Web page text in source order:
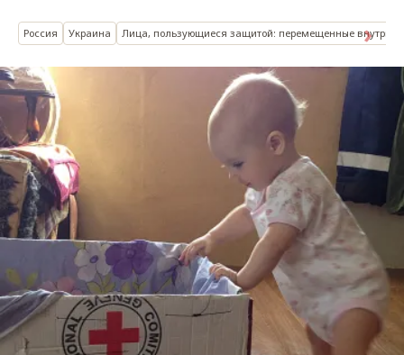
Россия Украина Лица, пользующиеся защитой: перемещенные внутри